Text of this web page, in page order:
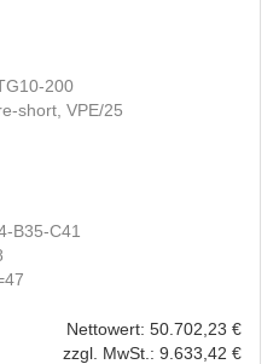
200
short, VPE/25
B35-C41
Nettowert: 50.702,23 €
zzgl. MwSt.: 9.633,42 €